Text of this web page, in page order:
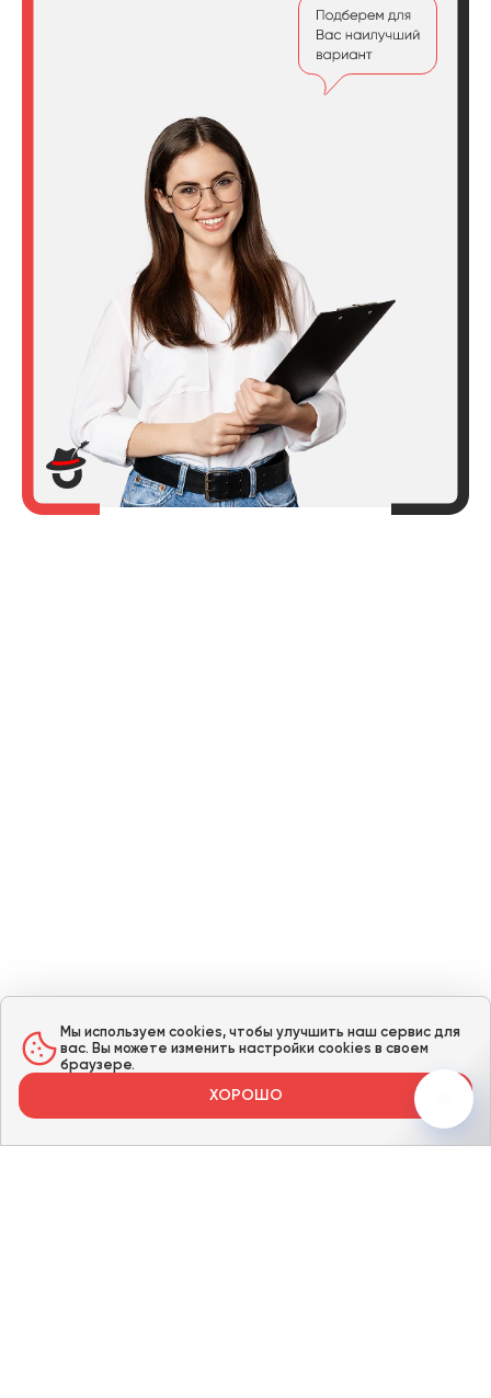
Мы используем cookies, чтобы улучшить наш сервис для
вас. Вы можете изменить настройки cookies в своем
браузере.
ХОРОШО